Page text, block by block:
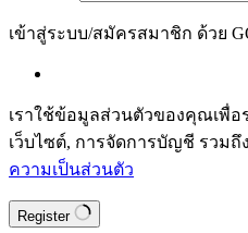
เข้าสู่ระบบ/สมัครสมาชิก ด้วย
เราใช้ข้อมูลส่วนตัวของคุณเพื่
เว็บไซต์, การจัดการบัญชี รวมถึ
ความเป็นส่วนตัว
Register